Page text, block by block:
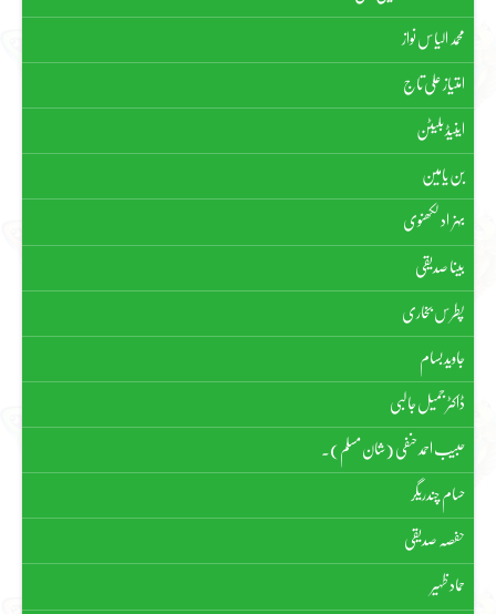
محمد الیاس نواز
امتیاز علی تاج
اینیڈ بلیٹن
بن یامین
بہزاد لکھنوی
بینا صدیقی
پطرس بخاری
جاوید بسام
ڈاکٹر جمیل جالبی
حبیب احمد حنفی (شان مسلم)۔
حسام چندریگر
حفصہ صدیقی
حماد ظہیر